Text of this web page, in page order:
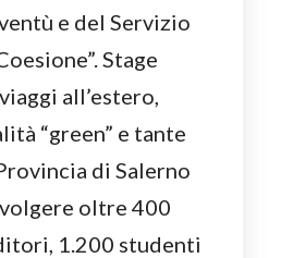
e del Servizio
Stage
all’estero,
“green” e tante
di Salerno
oltre 400
1.200 studenti